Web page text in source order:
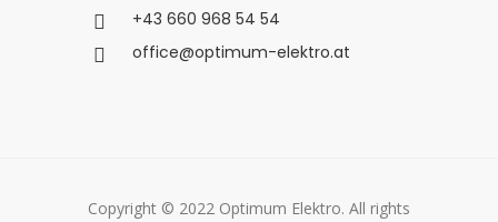
+43 660 968 54 54
office@optimum-elektro.at
Copyright © 2022 Optimum Elektro. All rights